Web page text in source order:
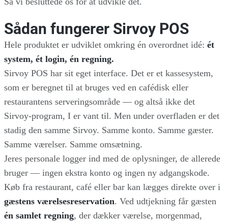
Sådan fungerer Sirvoy POS
Hele produktet er udviklet omkring én overordnet idé: ét
system, ét login, én regning.
Sirvoy POS har sit eget interface. Det er et kassesystem,
som er beregnet til at bruges ved en cafédisk eller
restaurantens serveringsområde — og altså ikke det
Sirvoy-program, I er vant til. Men under overfladen er det
stadig den samme Sirvoy. Samme konto. Samme gæster.
Samme værelser. Samme omsætning.
Jeres personale logger ind med de oplysninger, de allerede
bruger — ingen ekstra konto og ingen ny adgangskode.
Køb fra restaurant, café eller bar kan lægges direkte over i
gæstens værelsesreservation. Ved udtjekning får gæsten
én samlet regning, der dækker værelse, morgenmad,